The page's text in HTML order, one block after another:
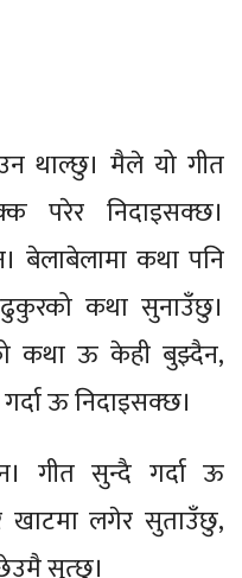
थाल्छु। मैले यो गीत
परेर निदाइसक्छ।
बेलाबेलामा कथा पनि
कथा सुनाउँछु।
कथा ऊ केही बुझ्दैन,
ऊ निदाइसक्छ।
गीत सुन्दै गर्दा ऊ
खाटमा लगेर सुताउँछु,